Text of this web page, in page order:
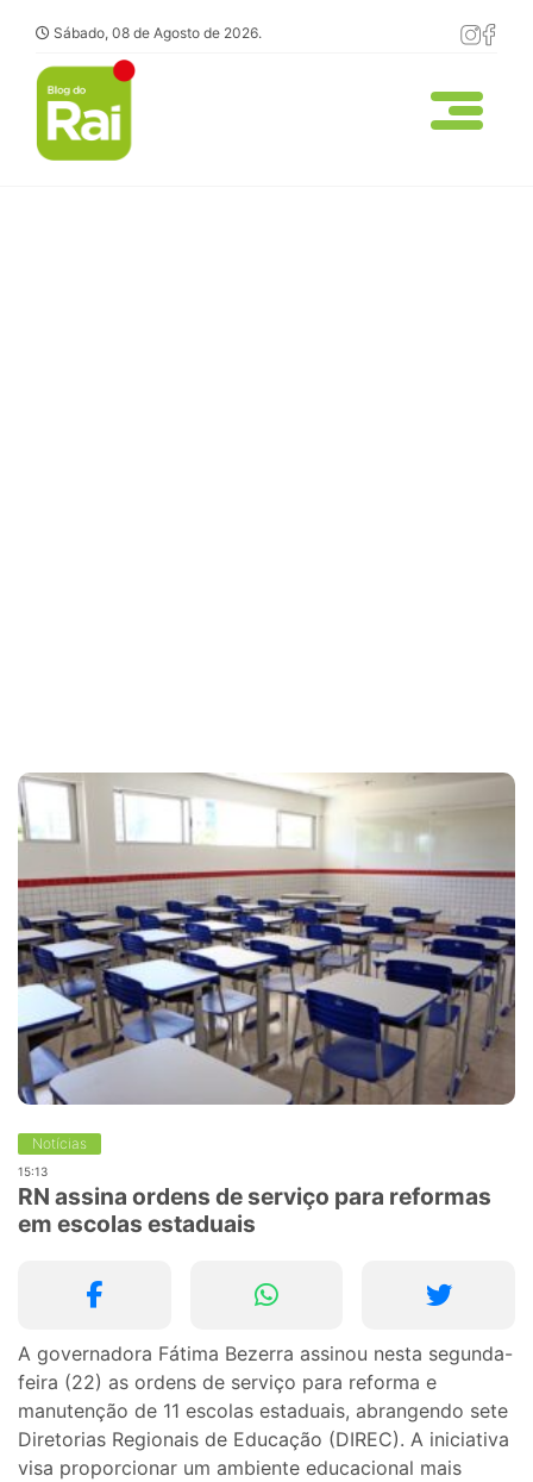
Sábado, 08 de Agosto de 2026.
Notícias
15:13
RN assina ordens de serviço para reformas
em escolas estaduais
A governadora Fátima Bezerra assinou nesta segunda-
feira (22) as ordens de serviço para reforma e
manutenção de 11 escolas estaduais, abrangendo sete
Diretorias Regionais de Educação (DIREC). A iniciativa
visa proporcionar um ambiente educacional mais